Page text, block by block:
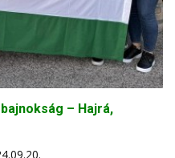
– Hajrá,